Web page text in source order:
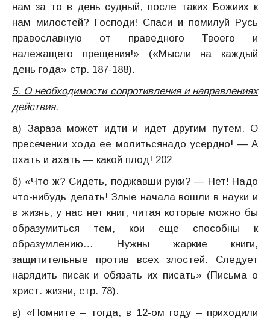
нам за то в день судный, после таких Божиих к
нам милостей? Господи! Спаси и помилуй Русь
православную от праведного Твоего и
належащего прещения!» («Мысли на каждый
день года» стр. 187-188).
5. О необходимости сопротивления и направлениях
действия.
а) Зараза может идти и идет другим путем. О
пресечении хода ее молитьсянадо усердно! — А
охать и ахать — какой плод! 202
б) «Что ж? Сидеть, поджавши руки? — Нет! Надо
что-нибудь делать! Злые начала вошли в науки и
в жизнь; у нас нет книг, читая которые можно бы
образумиться тем, кои еще способны к
образумлению… Нужны жаркие книги,
защитительные против всех злостей. Следует
нарядить писак и обязать их писать» (Письма о
христ. жизни, стр. 78).
в) «Помните – тогда, в 12-ом году – приходили